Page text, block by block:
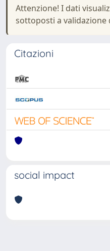
Attenzione! I dati
sottoposti a validazione
Citazioni
social impact